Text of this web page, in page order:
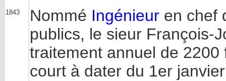
1843
Nommé Ingénieur en chef
publics, le sieur François-
traitement annuel de
court à dater du 1er